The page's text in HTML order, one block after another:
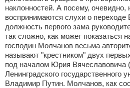
наклонностей. А посему,
воспринимаются слухи о
должность первого зама
так сложно, как может показаться
господин Молчанов весьма
называют "крестником" двух
под началом Юрия Вячеславовича
Ленинградского государственного
Владимир Путин. Молчанов, как